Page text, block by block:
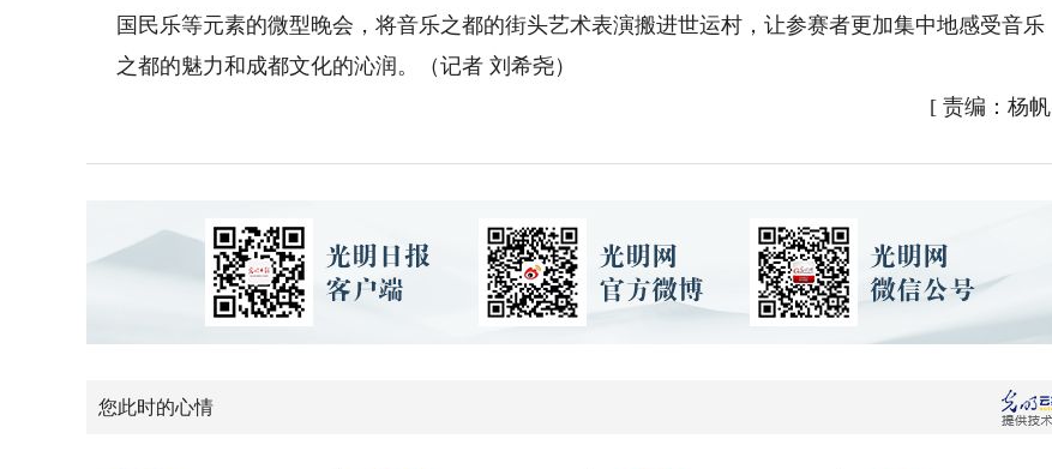
国民乐等元素的微型晚会，将音乐之都的街头艺术表演搬进世运村，让参赛者更加集中地感受音乐
之都的魅力和成都文化的沁润。（记者 刘希尧）
[ 责编：杨帆
您此时的心情